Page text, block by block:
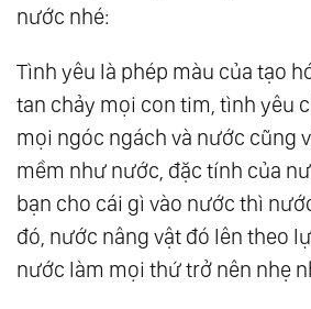
Bắt Đầu
Tin
29.Tam Nguyên: Thức Tỉnh
30.Tam Nguyên: Linh Hồn
Thể Ánh Sáng
31.Tam Nguyên: Sống Thiền
Sinh
nước nhé:
Tình yêu là phép màu của tạo
tan chảy mọi con tim, tình yêu
mọi ngóc ngách và nước cũng
mềm như nước, đặc tính của
bạn cho cái gì vào nước thì
đó, nước nâng vật đó lên theo
nước làm mọi thứ trở nên nhẹ